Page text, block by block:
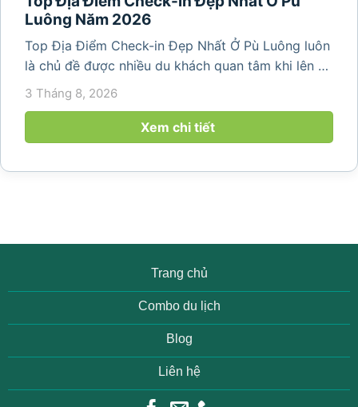
Luông Năm 2026
Top Địa Điểm Check-in Đẹp Nhất Ở Pù Luông luôn
là chủ đề được nhiều du khách quan tâm khi lên kế
hoạch khám phá vùng đất thiên nhiên nổi tiếng
làng yên bình, thác...
3 Tháng 8, 2026
Xem chi tiết
Trang chủ
Combo du lịch
Blog
Liên hệ